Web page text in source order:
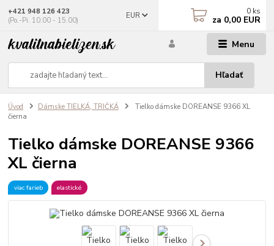
Menu
EUR
Hľadať
+421 948 126 423
(Po.-Pi. 10.00 - 15.00)
0 ks
za 0,00 EUR
Úvod Dámske TIELKÁ, TRIČKÁ
Tielko dámske DOREANSE 9366 XL
čierna
Tielko dámske DOREANSE 9366
XL čierna
viac farieb elastické